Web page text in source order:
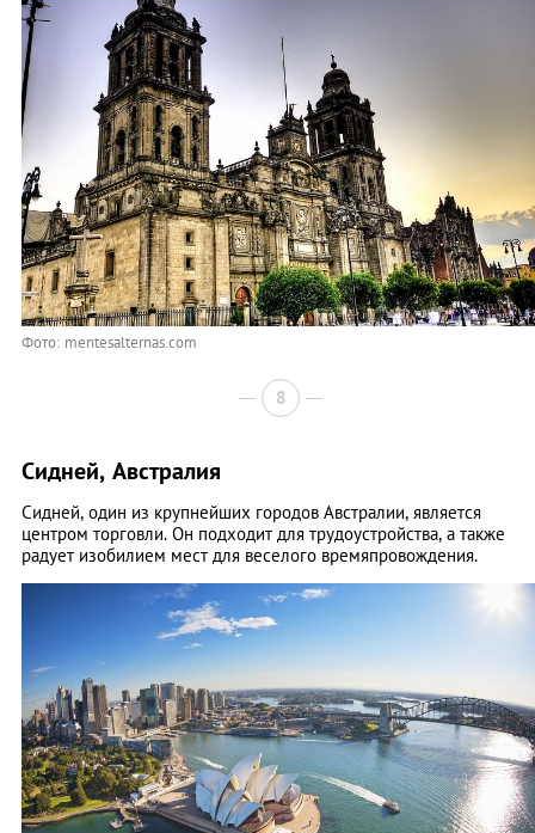
Фото: mentesalternas.com
8
Сидней, Австралия
Сидней, один из крупнейших городов Австралии, является
центром торговли. Он подходит для трудоустройства, а также
радует изобилием мест для веселого времяпровождения.